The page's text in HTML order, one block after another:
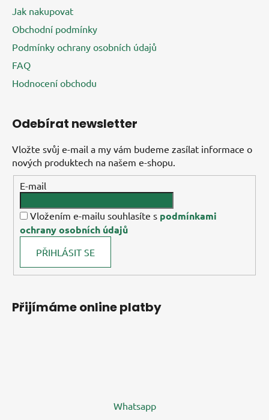
Jak nakupovat
Obchodní podmínky
Podmínky ochrany osobních údajů
FAQ
Hodnocení obchodu
Odebírat newsletter
Vložte svůj e-mail a my vám budeme zasílat informace o
nových produktech na našem e-shopu.
E-mail
Vložením e-mailu souhlasíte s podmínkami
ochrany osobních údajů
PŘIHLÁSIT SE
Přijímáme online platby
Whatsapp